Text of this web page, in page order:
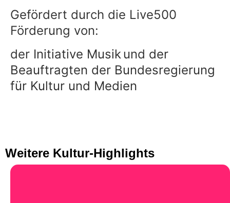
Gefördert durch die Live500
Förderung von:
der Initiative Musikund der
Beauftragten der Bundesregierung
für Kultur und Medien
Weitere Kultur-Highlights